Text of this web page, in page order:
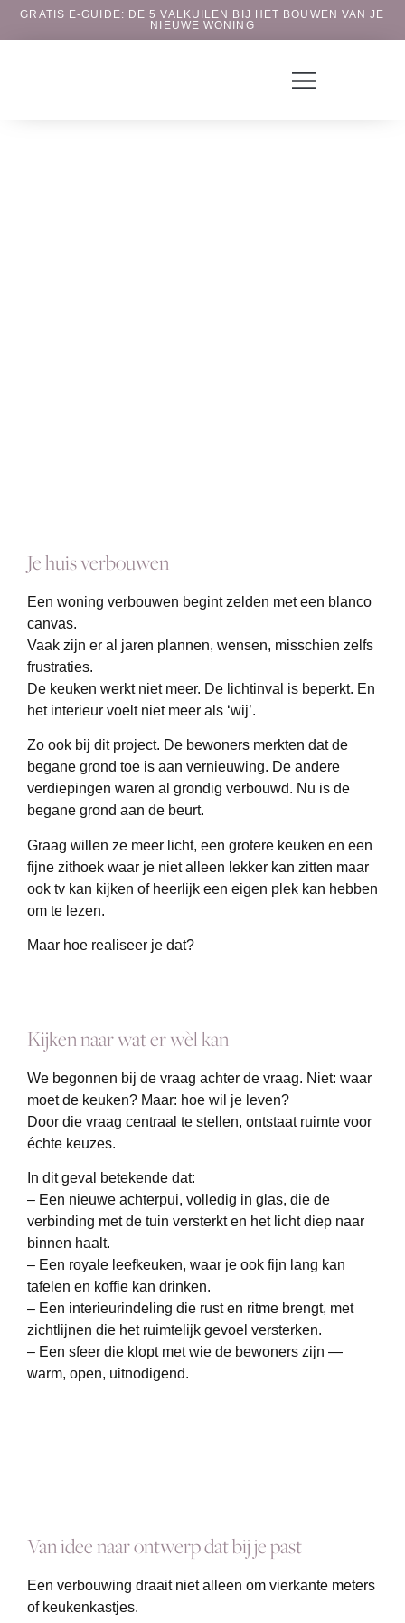
GRATIS E-GUIDE: DE 5 VALKUILEN BIJ HET BOUWEN VAN JE
NIEUWE WONING
Je huis verbouwen
Een woning verbouwen begint zelden met een blanco
canvas.
Vaak zijn er al jaren plannen, wensen, misschien zelfs
frustraties.
De keuken werkt niet meer. De lichtinval is beperkt. En
het interieur voelt niet meer als ‘wij’.
Zo ook bij dit project. De bewoners merkten dat de
begane grond toe is aan vernieuwing. De andere
verdiepingen waren al grondig verbouwd. Nu is de
begane grond aan de beurt.
Graag willen ze meer licht, een grotere keuken en een
fijne zithoek waar je niet alleen lekker kan zitten maar
ook tv kan kijken of heerlijk een eigen plek kan hebben
om te lezen.
Maar hoe realiseer je dat?
Kijken naar wat er wèl kan
We begonnen bij de vraag achter de vraag. Niet: waar
moet de keuken? Maar: hoe wil je leven?
Door die vraag centraal te stellen, ontstaat ruimte voor
échte keuzes.
In dit geval betekende dat:
– Een nieuwe achterpui, volledig in glas, die de
verbinding met de tuin versterkt en het licht diep naar
binnen haalt.
– Een royale leefkeuken, waar je ook fijn lang kan
tafelen en koffie kan drinken.
– Een interieurindeling die rust en ritme brengt, met
zichtlijnen die het ruimtelijk gevoel versterken.
– Een sfeer die klopt met wie de bewoners zijn —
warm, open, uitnodigend.
Van idee naar ontwerp dat bij je past
Een verbouwing draait niet alleen om vierkante meters
of keukenkastjes.